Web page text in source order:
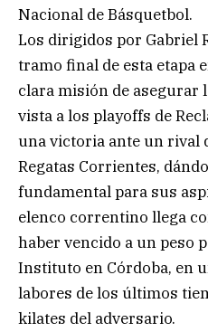
Nacional de Básquetbol.
Los dirigidos por Gabriel
tramo final de esta etapa
clara misión de asegurar
vista a los playoffs de
una victoria ante un rival
Regatas Corrientes,
fundamental para sus
elenco correntino llega
haber vencido a un peso
Instituto en Córdoba, en
labores de los últimos
kilates del adversario.